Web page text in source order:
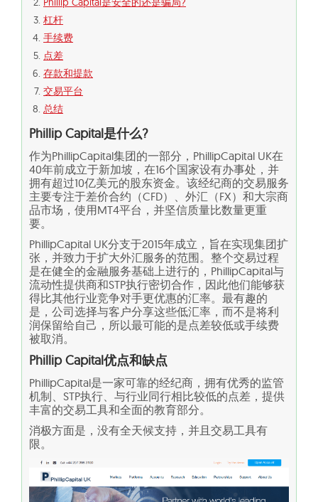
杠杆
手续费
点差
存款和提款
交易平台
总结
Phillip Capital是什么?
作为PhillipCapital集团的一部分，PhillipCapital UK在
40年前成立于新加坡，在16个国家设有办事处，并
拥有超过10亿美元的股东资金。该经纪商的交易服务
主要专注于差价合约（CFD）、外汇（FX）和大宗商
品市场，使用MT4平台，并坚信质量比数量更重
要。
PhillipCapital UK分支于2015年成立，旨在实现集团扩
张，并致力于扩大外汇服务的范围。整个交易过程
是在健全的金融服务基础上进行的，PhillipCapital与
流动性提供商和STP执行密切合作，因此他们能够获
得比其他行业竞争对手更优惠的汇率。最有趣的
是，公司选择与客户分享这些低汇率，而不是将利
润保留给自己，所以最可能的是点差较低或手续费
被取消。
Phillip Capital优点和缺点
PhillipCapital是一家可靠的经纪商，拥有优秀的监管
机制、STP执行、与行业同行相比较低的点差，提供
丰富的交易工具和全面的教育部分。
消极方面是，没有全天候支持，并且交易工具有
限。